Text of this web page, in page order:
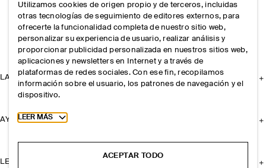
LA EMPRESA
AYUDA
LEGAL
Utilizamos cookies de origen propio y de terceros, incluidas
otras tecnologías de seguimiento de editores externos, para
ofrecerte la funcionalidad completa de nuestro sitio web,
personalizar su experiencia de usuario, realizar análisis y
proporcionar publicidad personalizada en nuestros sitios web,
aplicaciones y newsletters en Internet y a través de
plataformas de redes sociales. Con ese fin, recopilamos
información sobre el usuario, los patrones de navegación y el
dispositivo.
Toggle more cookie information
LEER MÁS
ACEPTAR TODO